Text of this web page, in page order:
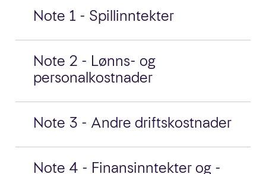
Note 1 - Spillinntekter
Note 2 - Lønns- og
personalkostnader
Note 3 - Andre driftskostnader
Note 4 - Finansinntekter og -